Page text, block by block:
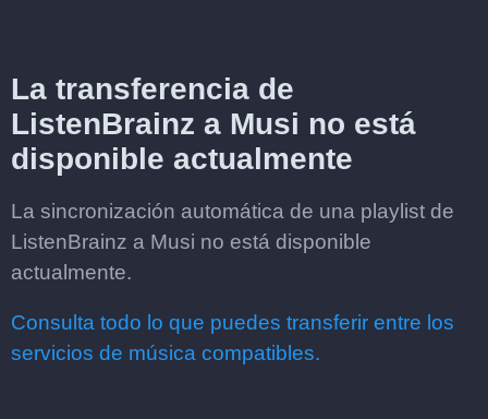
La transferencia de
ListenBrainz a Musi no está
disponible actualmente
La sincronización automática de una playlist de
ListenBrainz a Musi no está disponible
actualmente.
Consulta todo lo que puedes transferir entre los
servicios de música compatibles.